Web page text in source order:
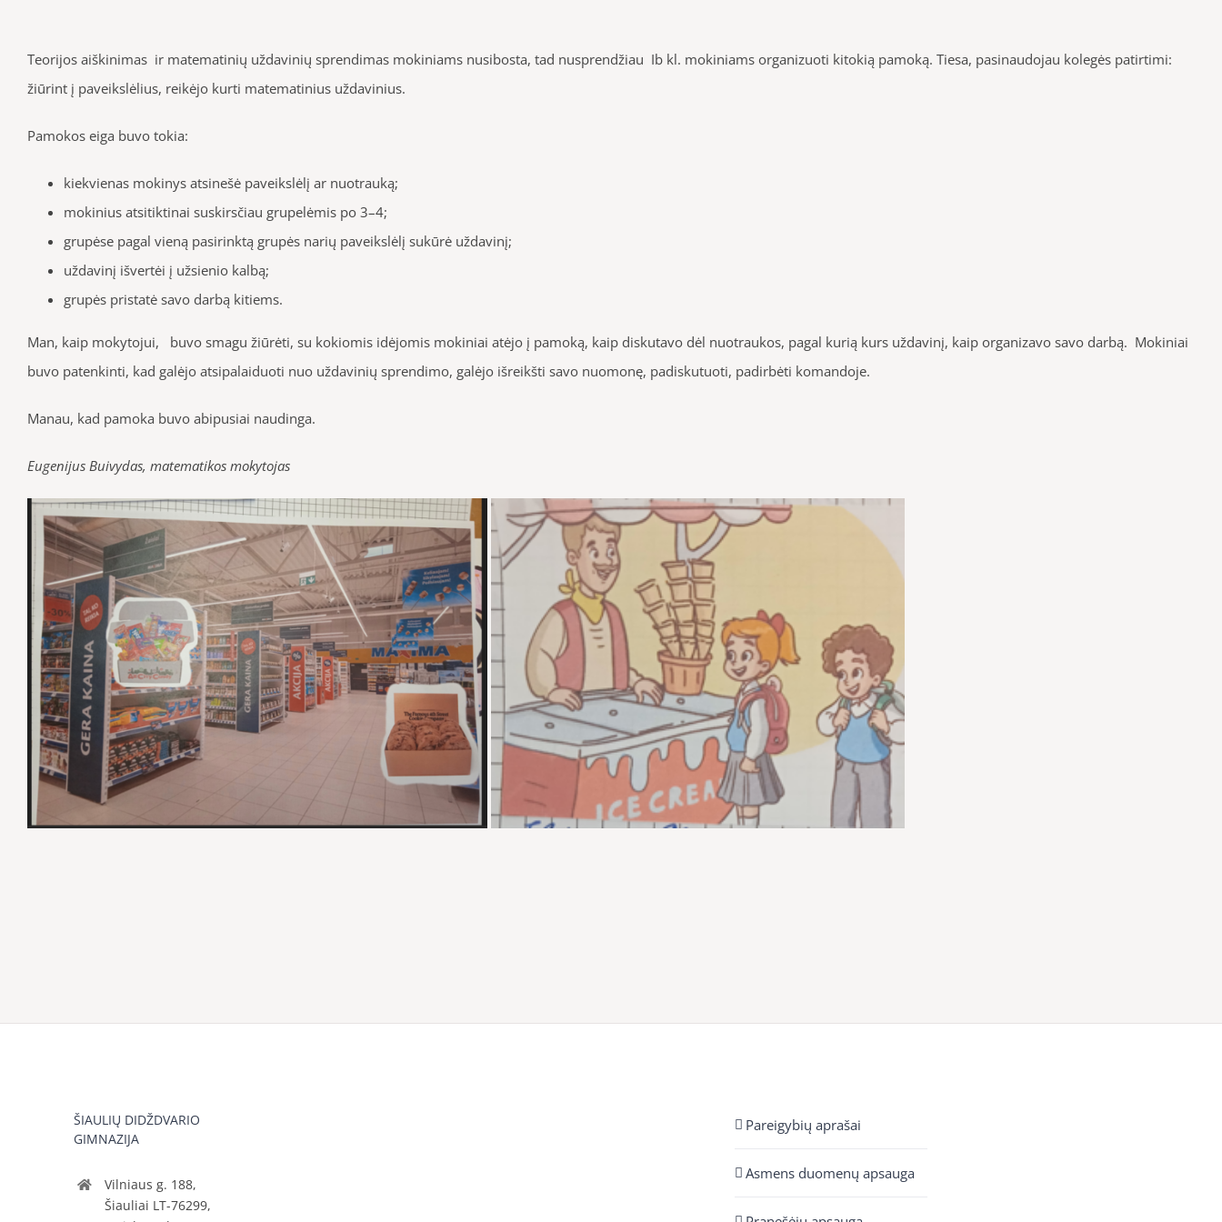
Teorijos aiškinimas ir matematinių uždavinių sprendimas mokiniams nusibosta, tad nusprendžiau Ib kl. mokiniams organizuoti kitokią pamoką. Tiesa, pasinaudojau kolegės patirtimi:
žiūrint į paveikslėlius, reikėjo kurti matematinius uždavinius.
Pamokos eiga buvo tokia:
kiekvienas mokinys atsinešė paveikslėlį ar nuotrauką;
mokinius atsitiktinai suskirsčiau grupelėmis po 3–4;
grupėse pagal vieną pasirinktą grupės narių paveikslėlį sukūrė uždavinį;
uždavinį išvertėi į užsienio kalbą;
grupės pristatė savo darbą kitiems.
Man, kaip mokytojui, buvo smagu žiūrėti, su kokiomis idėjomis mokiniai atėjo į pamoką, kaip diskutavo dėl nuotraukos, pagal kurią kurs uždavinį, kaip organizavo savo darbą. Mokiniai
buvo patenkinti, kad galėjo atsipalaiduoti nuo uždavinių sprendimo, galėjo išreikšti savo nuomonę, padiskutuoti, padirbėti komandoje.
Manau, kad pamoka buvo abipusiai naudinga.
Eugenijus Buivydas, matematikos mokytojas
ŠIAULIŲ DIDŽDVARIO
GIMNAZIJA
Vilniaus g. 188,
Šiauliai LT-76299,
Pareigybių aprašai
Asmens duomenų apsauga